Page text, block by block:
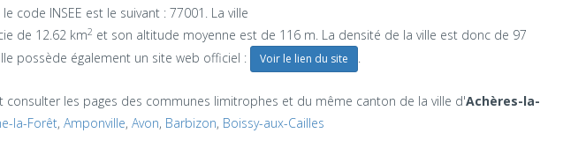
code INSEE est le suivant : 77001. La ville
de 12.62 km2 et son altitude moyenne est de 116 m. La densité de la ville est donc de 97
possède également un site web officiel : Voir le lien du site
consulter les pages des communes limitrophes et du même canton de la ville d'Achères-la-
la-Forêt, Amponville, Avon, Barbizon, Boissy-aux-Cailles